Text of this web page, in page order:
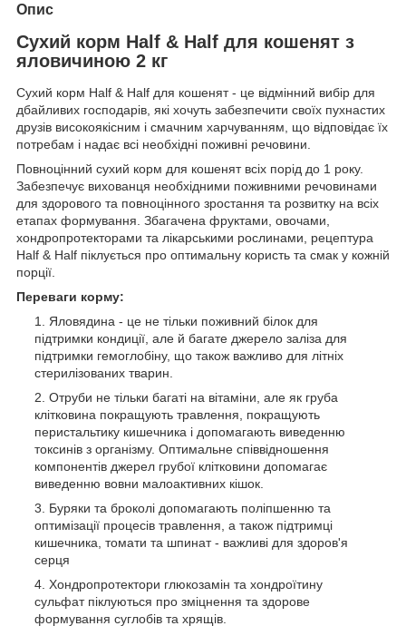
Опис
Сухий корм Half & Half для кошенят з
яловичиною 2 кг
Сухий корм Half & Half для кошенят - це відмінний вибір для
дбайливих господарів, які хочуть забезпечити своїх пухнастих
друзів високоякісним і смачним харчуванням, що відповідає їх
потребам і надає всі необхідні поживні речовини.
Повноцінний сухий корм для кошенят всіх порід до 1 року.
Забезпечує вихованця необхідними поживними речовинами
для здорового та повноцінного зростання та розвитку на всіх
етапах формування. Збагачена фруктами, овочами,
хондропротекторами та лікарськими рослинами, рецептура
Half & Half піклується про оптимальну користь та смак у кожній
порції.
Переваги корму:
Яловядина - це не тільки поживний білок для
підтримки кондиції, але й багате джерело заліза для
підтримки гемоглобіну, що також важливо для літніх
стерилізованих тварин.
Отруби не тільки багаті на вітаміни, але як груба
клітковина покращують травлення, покращують
перистальтику кишечника і допомагають виведенню
токсинів з організму. Оптимальне співвідношення
компонентів джерел грубої клітковини допомагає
виведенню вовни малоактивних кішок.
Буряки та броколі допомагають поліпшенню та
оптимізації процесів травлення, а також підтримці
кишечника, томати та шпинат - важливі для здоров'я
серця
Хондропротектори глюкозамін та хондроїтину
сульфат піклуються про зміцнення та здорове
формування суглобів та хрящів.